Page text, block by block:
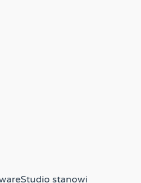
stanowi